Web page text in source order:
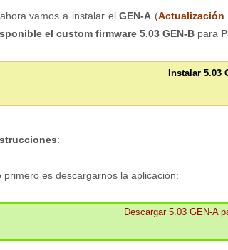
vamos a instalar elGEN-A (Actualización
el custom firmware 5.03 GEN-B para
Instalar 5.03
:
primero es descargarnos la aplicación:
Descargar 5.03 GEN-A